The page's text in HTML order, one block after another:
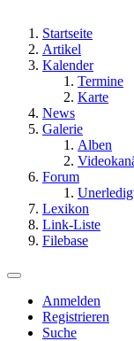
Startseite
Artikel
Kalender
Termine
Karte
News
Galerie
Alben
Forum
Lexikon
Link-Liste
Filebase
Anmelden
Registrieren
Suche